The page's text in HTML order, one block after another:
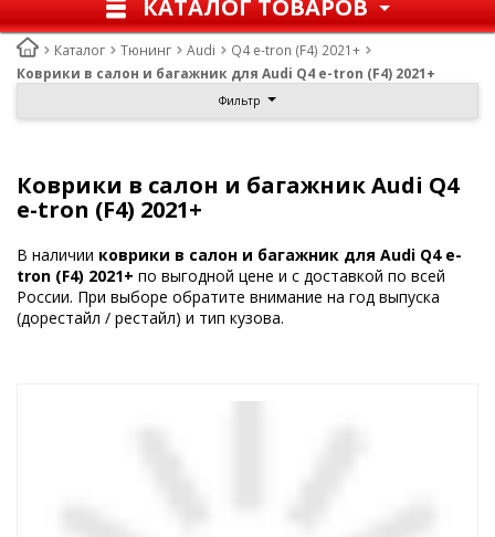
КАТАЛОГ ТОВАРОВ
Каталог Тюнинг Audi
Q4 e-tron (F4) 2021+
Коврики в салон и багажник для Audi Q4 e-tron (F4) 2021+
Фильтр
Коврики в салон и багажник Audi Q4
e-tron (F4) 2021+
В наличии коврики в салон и багажник для Audi Q4 e-
tron (F4) 2021+ по выгодной цене и с доставкой по всей
России. При выборе обратите внимание на год выпуска
(дорестайл / рестайл) и тип кузова.